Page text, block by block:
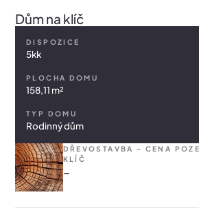
Dům na klíč
DISPOZICE
5kk
PLOCHA DOMU
158,11 m²
TYP DOMU
Rodinný dům
DŘEVOSTAVBA - CENA
KLÍČ
-